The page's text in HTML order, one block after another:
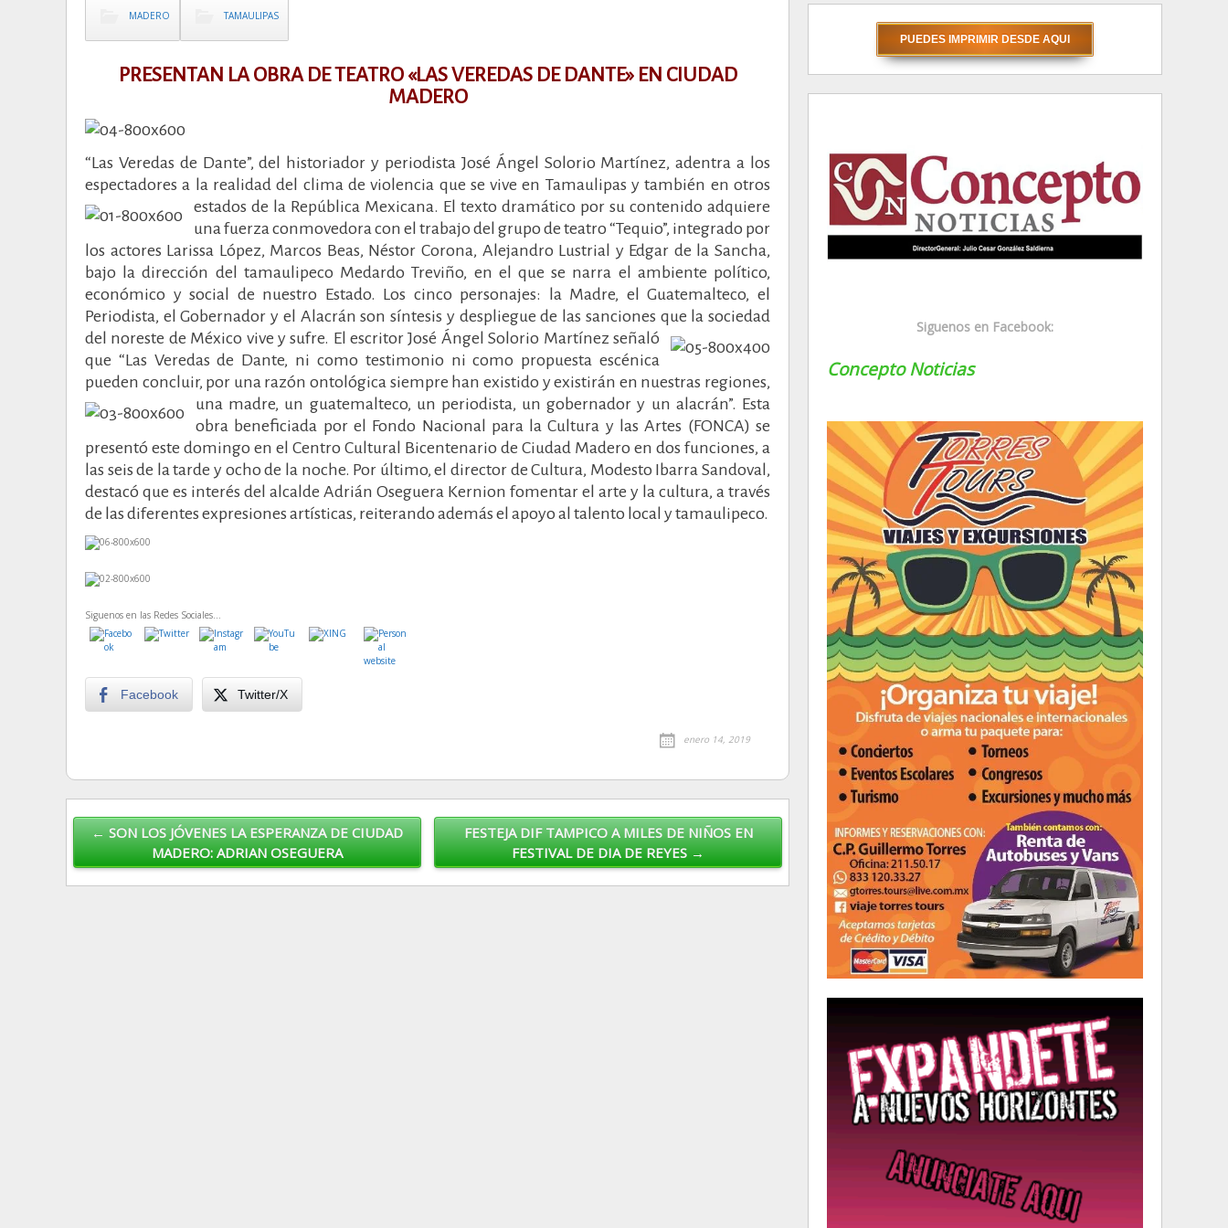
MADERO TAMAULIPAS
PRESENTAN LA OBRA DE TEATRO «LAS VEREDAS DE DANTE» EN CIUDAD
MADERO
“Las Veredas de Dante”, del historiador y periodista José Ángel Solorio Martínez, adentra a los
espectadores a la realidad del clima de violencia que se vive en Tamaulipas y también en otros
estados de la República Mexicana. El texto dramático por su contenido adquiere
una fuerza conmovedora con el trabajo del grupo de teatro “Tequio”, integrado por
los actores Larissa López, Marcos Beas, Néstor Corona, Alejandro Lustrial y Edgar de la Sancha,
bajo la dirección del tamaulipeco Medardo Treviño, en el que se narra el ambiente político,
económico y social de nuestro Estado. Los cinco personajes: la Madre, el Guatemalteco, el
Periodista, el Gobernador y el Alacrán son síntesis y despliegue de las sanciones que la sociedad
del noreste de México vive y sufre. El escritor José Ángel Solorio Martínez señaló
que “Las Veredas de Dante, ni como testimonio ni como propuesta escénica
pueden concluir, por una razón ontológica siempre han existido y existirán en nuestras regiones,
una madre, un guatemalteco, un periodista, un gobernador y un alacrán”. Esta
obra beneficiada por el Fondo Nacional para la Cultura y las Artes (FONCA) se
presentó este domingo en el Centro Cultural Bicentenario de Ciudad Madero en dos funciones, a
las seis de la tarde y ocho de la noche. Por último, el director de Cultura, Modesto Ibarra Sandoval,
destacó que es interés del alcalde Adrián Oseguera Kernion fomentar el arte y la cultura, a través
de las diferentes expresiones artísticas, reiterando además el apoyo al talento local y tamaulipeco.
Siguenos en las Redes Sociales...
Facebook Twitter/X
enero 14, 2019
FESTEJA DIF TAMPICO A MILES DE NIÑOS EN
FESTIVAL DE DIA DE REYES →
← SON LOS JÓVENES LA ESPERANZA DE CIUDAD
MADERO: ADRIAN OSEGUERA
Siguenos en Facebook:
Concepto Noticias